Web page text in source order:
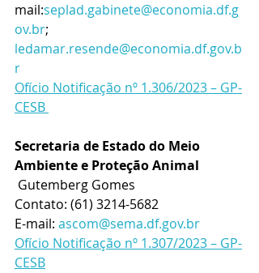
mail:seplad.gabinete@economia.df.g
ov.br;
ledamar.resende@economia.df.gov.b
r
Ofício Notificação nº 1.306/2023 – GP-
CESB
Secretaria de Estado do Meio
Ambiente e Proteção Animal
Gutemberg Gomes
Contato: (61) 3214-5682
E-mail: ascom@sema.df.gov.br
Ofício Notificação nº 1.307/2023 – GP-
CESB